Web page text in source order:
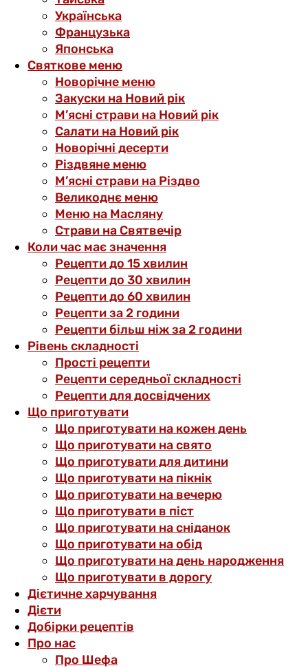
Українська
Французька
Японська
Святкове меню
Новорічне меню
Закуски на Новий рік
М’ясні страви на Новий рік
Салати на Новий рік
Новорічні десерти
Різдвяне меню
М’ясні страви на Різдво
Великоднє меню
Меню на Масляну
Страви на Святвечір
Коли час має значення
Рецепти до 15 хвилин
Рецепти до 30 хвилин
Рецепти до 60 хвилин
Рецепти за 2 години
Рецепти більш ніж за 2 години
Рівень складності
Прості рецепти
Рецепти середньої складності
Рецепти для досвідчених
Що приготувати
Що приготувати на кожен день
Що приготувати на свято
Що приготувати для дитини
Що приготувати на пікнік
Що приготувати на вечерю
Що приготувати в піст
Що приготувати на сніданок
Що приготувати на обід
Що приготувати на день народження
Що приготувати в дорогу
Дієтичне харчування
Дієти
Добірки рецептів
Про нас
Про Шефа